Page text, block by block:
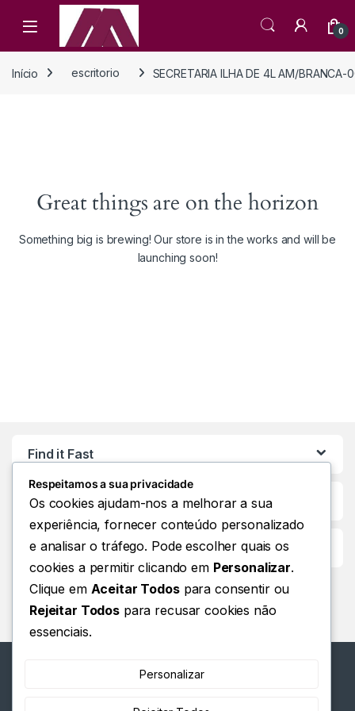
Open 0
Início escritorio SECRETARIA ILHA DE 4L AM/BRANCA-
Great things are on the horizon
Something big is brewing! Our store is in the works and will be
launching soon!
Find it Fast
Customer Care
Respeitamos a sua privacidade
Os cookies ajudam-nos a melhorar a sua
experiência, fornecer conteúdo personalizado
e analisar o tráfego. Pode escolher quais os
cookies a permitir clicando em Personalizar.
Clique em Aceitar Todospara consentir ou
Rejeitar Todos para recusar cookies não
essenciais.
Personalizar